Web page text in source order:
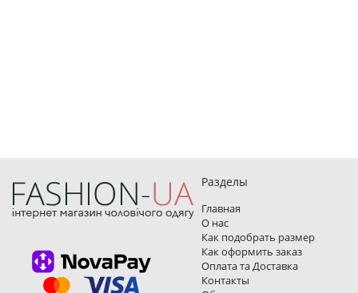
Разделы
Главная
О нас
Как подобрать размер
Как оформить заказ
Оплата та Доставка
Контакты